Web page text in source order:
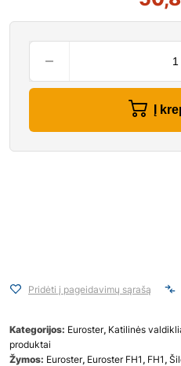
Į
Pridėti į pageidavimų sąrašą
Kategorijos: Euroster, Katilinės
produktai
Žymos: Euroster, Euroster FH1 , FH1 ,